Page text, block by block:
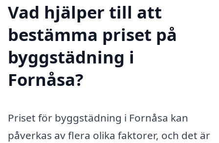
Vad hjälper till att
bestämma priset på
byggstädning i
Fornåsa?
Priset för byggstädning i Fornåsa kan
påverkas av flera olika faktorer, och det är